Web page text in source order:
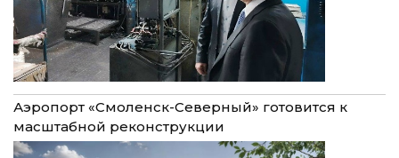
Аэропорт «Смоленск-Северный» готовится к
масштабной реконструкции